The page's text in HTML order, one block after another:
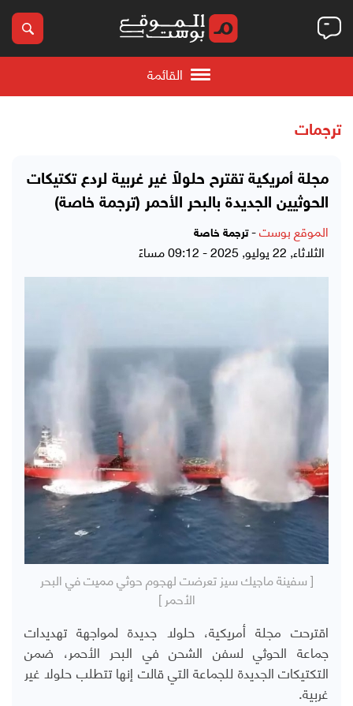
القائمة
ترجمات
مجلة أمريكية تقترح حلولاً غير غربية لردع تكتيكات
الحوثيين الجديدة بالبحر الأحمر (ترجمة خاصة)
الموقع بوست-ترجمة خاصة
الثلاثاء, 22 يوليو, 2025 - 09:12 مساءً
[ سفينة ماجيك سيز تعرضت لهجوم حوثي مميت في البحر
الأحمر ]
اقترحت مجلة أمريكية، حلولا جديدة لمواجهة تهديدات
جماعة الحوثي لسفن الشحن في البحر الأحمر، ضمن
التكتيكات الجديدة للجماعة التي قالت إنها تتطلب حلولا غير
غربية.